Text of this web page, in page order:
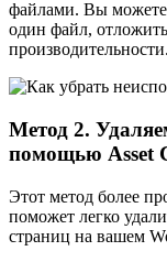
файлами. Вы
один файл,
производительности.
Метод 2.
помощью Asset
Этот метод более
поможет легко
страниц на вашем